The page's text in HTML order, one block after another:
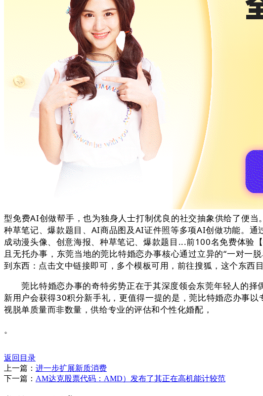
型免费AI创做帮手，也为独身人士打制优良的社交抽象供给了便
种草笔记、爆款题目、AI商品图及AI证件照等多项AI创做功能。
成动漫头像、创意海报、种草笔记、爆款题目...前100名免费体验
且无托办事，东莞当地的莞比特婚恋办事核心通过立异的“一对一
到东西：点击文中链接即可，多个模板可用，前往搜狐，这个东西
莞比特婚恋办事的奇特劣势正在于其深度领会东莞年轻人的择
新用户会获得30积分新手礼，更值得一提的是，莞比特婚恋办事
视脱单质量而非数量，供给专业的评估和个性化婚配，
。
返回目录
上一篇： 进一步扩展新质消费
下一篇： AM达克股票代码：AMD）发布了其正在高机能计较范